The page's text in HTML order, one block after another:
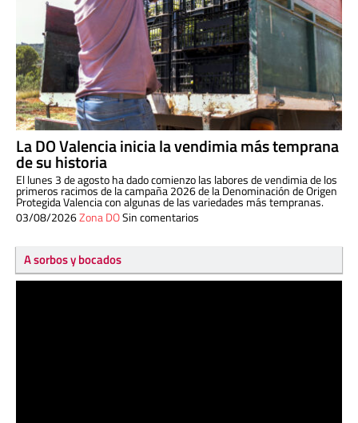
La DO Valencia inicia la vendimia más temprana
de su historia
El lunes 3 de agosto ha dado comienzo las labores de vendimia de los
primeros racimos de la campaña 2026 de la Denominación de Origen
Protegida Valencia con algunas de las variedades más tempranas.
03/08/2026Zona DOSin comentarios
A sorbos y bocados